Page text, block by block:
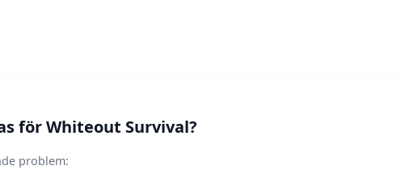
för Whiteout Survival?
problem: